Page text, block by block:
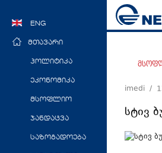
ENG
მთავარი
პოლიტიკა
ეკონომიკა
მსოფლიო
ჯანდაცვა
საზოგადოება
imedi /
სტივ